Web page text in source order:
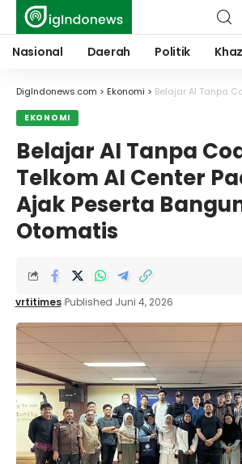
Nasional Daerah Politik
DigIndonews.com > Ekonomi > Belajar AI Tanpa Coding, Telkom AI
EKONOMI
Belajar AI Tanpa
Telkom AI Center
Ajak Peserta
Otomatis
vrtitimes Published Juni 4, 2026